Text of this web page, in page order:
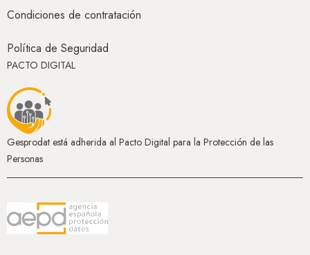
Condiciones de contratación
Política de Seguridad
PACTO DIGITAL
Gesprodat está adherida al Pacto Digital para la Protección de las
Personas